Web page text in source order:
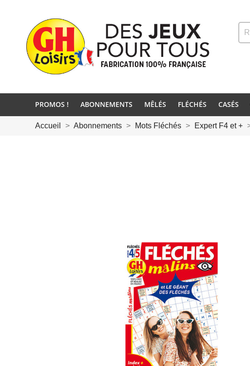
PROMOS ! ABONNEMENTS MÊLÉS FLÉCHÉS CASÉS
Accueil Abonnements Mots Fléchés Expert F4 et +